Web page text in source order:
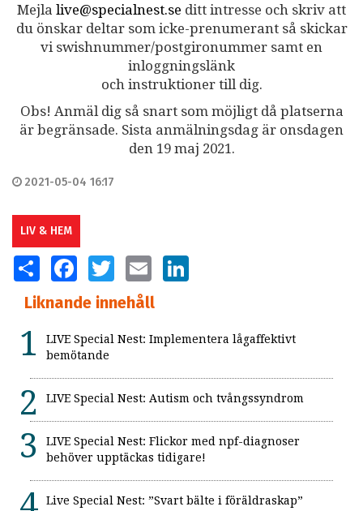
Mejla live@specialnest.se ditt intresse och skriv att
du önskar deltar som icke-prenumerant så skickar
vi swishnummer/postgironummer samt en
inloggningslänk
och instruktioner till dig.
Obs! Anmäl dig så snart som möjligt då platserna
är begränsade. Sista anmälningsdag är onsdagen
den 19 maj 2021.
2021-05-04 16:17
LIV & HEM
SHARE FACEBOOKTWITTER EMAIL
Liknande innehåll
LIVE Special Nest: Implementera lågaffektivt
bemötande
LIVE Special Nest: Autism och tvångssyndrom
LIVE Special Nest: Flickor med npf-diagnoser
behöver upptäckas tidigare!
Live Special Nest: ”Svart bälte i föräldraskap”